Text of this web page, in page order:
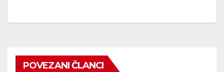
POVEZANI ČLANCI